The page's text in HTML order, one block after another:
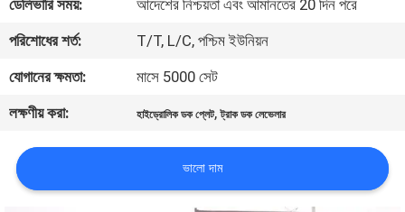
সাথে
যোগাযোগ
করুন
খবর
ডেলিভারি সময়:
আদেশের নিশ্চয়তা এবং আমানতের 20 দিন পরে
পরিশোধের শর্ত:
T/T, L/C, পশ্চিম ইউনিয়ন
যোগানের ক্ষমতা:
মাসে 5000 সেট
লক্ষণীয় করা:
হাইড্রোলিক ডক প্লেট,ট্রাক ডক লেভেলার
ভালো দাম